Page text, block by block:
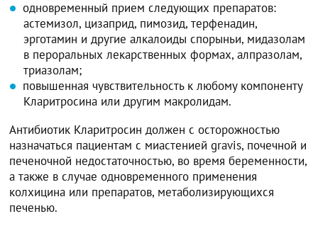
одновременный прием следующих препаратов:
астемизол, цизаприд, пимозид, терфенадин,
эрготамин и другие алкалоиды спорыньи, мидазолам
в пероральных лекарственных формах, алпразолам,
триазолам;
повышенная чувствительность к любому компоненту
Кларитросина или другим макролидам.
Антибиотик Кларитросин должен с осторожностью
назначаться пациентам с миастенией gravis, почечной и
печеночной недостаточностью, во время беременности,
а также в случае одновременного применения
колхицина или препаратов, метаболизирующихся
печенью.